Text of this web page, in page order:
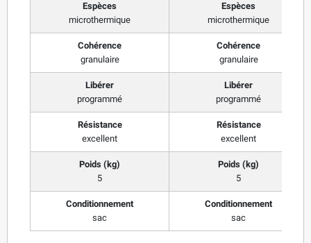
Espèces
microthermique
Espèces
microthermique
Cohérence
granulaire
Cohérence
granulaire
Libérer
programmé
Libérer
programmé
Résistance
excellent
Résistance
excellent
Poids (kg)
5
Poids (kg)
5
Conditionnement
sac
Conditionnement
sac